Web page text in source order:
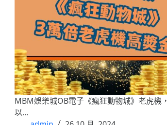
MBM娛樂城OB電子《瘋狂動物城》老虎機，
以…